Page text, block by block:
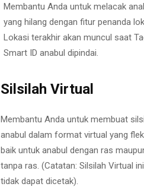
Membantu Anda untuk melacak
yang hilang dengan fitur penanda
Lokasi terakhir akan muncul saat
Smart ID anabul dipindai.
Silsilah Virtual
Membantu Anda untuk membuat
anabul dalam format virtual yang
baik untuk anabul dengan ras
tanpa ras. (Catatan: Silsilah Virtual ini
tidak dapat dicetak).